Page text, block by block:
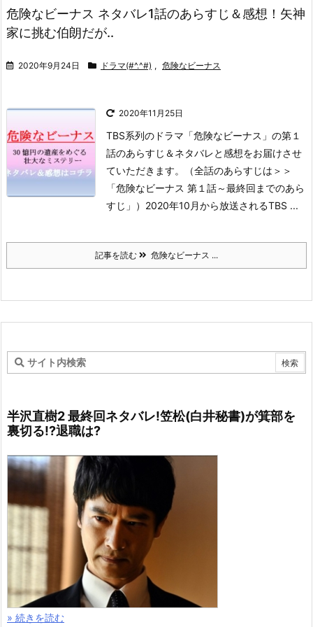
危険なビーナス ネタバレ1話のあらすじ＆感想！矢神
家に挑む伯朗だが..
2020年9月24日 ドラマ(#^.^#) , 危険なビーナス
2020年11月25日
TBS系列のドラマ「危険なビーナス」の第１
話のあらすじ＆ネタバレと感想をお届けさせ
ていただきます。
（全話のあらすじは＞＞
「危険なビーナス 第１話～最終回までのあら
すじ」） 2020年10月から放送されるTBS ...
記事を読む 危険なビーナス ...
半沢直樹2 最終回ネタバレ!笠松(白井秘書)が箕部を
裏切る!?退職は?
» 続きを読む